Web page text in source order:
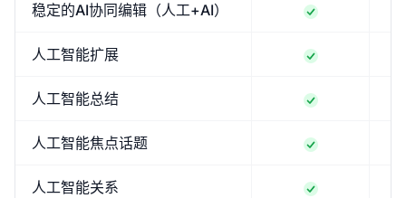
稳定的AI协同编辑（人工+AI）
人工智能扩展
人工智能总结
人工智能焦点话题
人工智能关系